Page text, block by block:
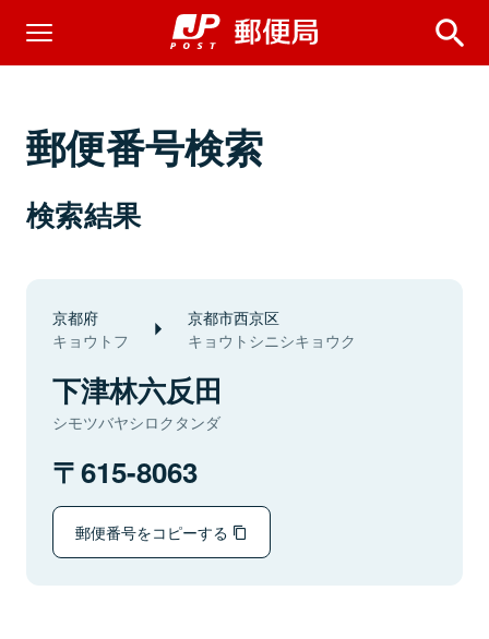
郵便番号検索
検索結果
京都府
キョウトフ
京都市西京区
キョウトシニシキョウク
下津林六反田
シモツバヤシロクタンダ
615-8063
郵便番号をコピーする